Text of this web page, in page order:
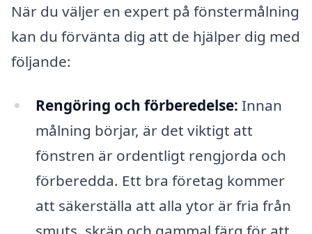
När du väljer en expert på fönstermålning
kan du förvänta dig att de hjälper dig med
följande:
Rengöring och förberedelse: Innan
målning börjar, är det viktigt att
fönstren är ordentligt rengjorda och
förberedda. Ett bra företag kommer
att säkerställa att alla ytor är fria från